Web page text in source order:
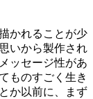
かれることが少
いから製作され
ッセージ性があ
ものすごく生き
か以前に、まず